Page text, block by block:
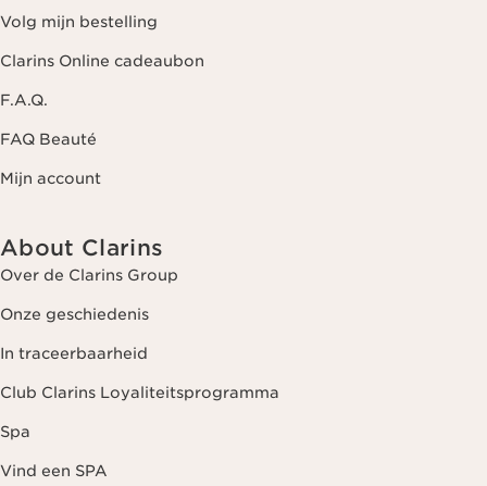
Volg mijn bestelling
Clarins Online cadeaubon
F.A.Q.
FAQ Beauté
Mijn account
About Clarins
Over de Clarins Group
Onze geschiedenis
In traceerbaarheid
Club Clarins Loyaliteitsprogramma
Spa
Vind een SPA